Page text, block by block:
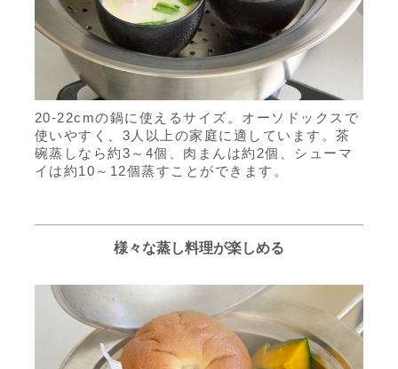
20-22cmの鍋に使えるサイズ。オーソドックスで
使いやすく、3人以上の家庭に適しています。茶
碗蒸しなら約3～4個、肉まんは約2個、シューマ
イは約10～12個蒸すことができます。
様々な蒸し料理が楽しめる